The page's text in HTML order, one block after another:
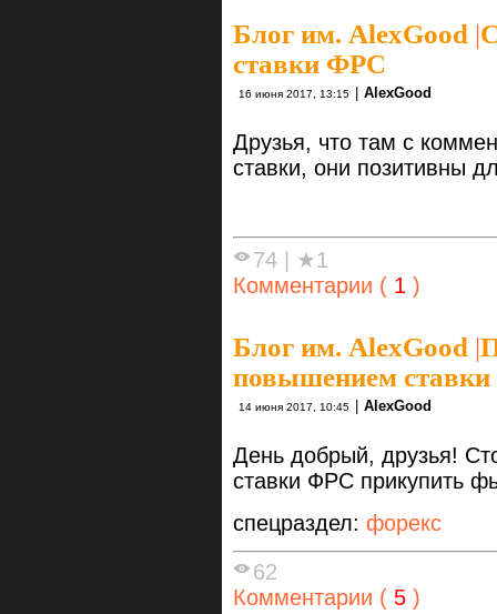
Блог им. AlexGood |
ставки ФРС
16 июня 2017, 13:15 | AlexGood
Друзья, что там с
ставки, они позитивны
74
★1
Комментарии ( 1 )
Блог им. AlexGood |
повышением
14 июня 2017, 10:45 AlexGood
День добрый, друзья!
ставки ФРС прикупить
спецраздел: форекс
62
Комментарии ( 5 )